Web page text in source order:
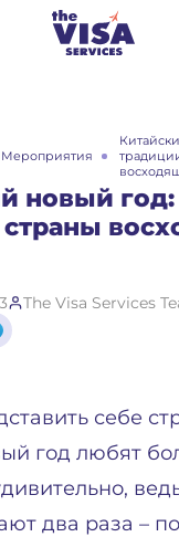
Мероприятия
новый
The Visa Services
себе
год любят
два раза – по